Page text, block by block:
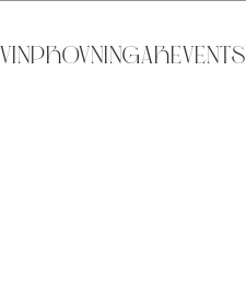
VINPROVNINGAREVENTS